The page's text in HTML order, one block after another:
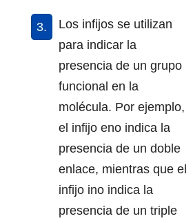
Los infijos se utilizan
para indicar la
presencia de un grupo
funcional en la
molécula. Por ejemplo,
el infijo eno indica la
presencia de un doble
enlace, mientras que el
infijo ino indica la
presencia de un triple